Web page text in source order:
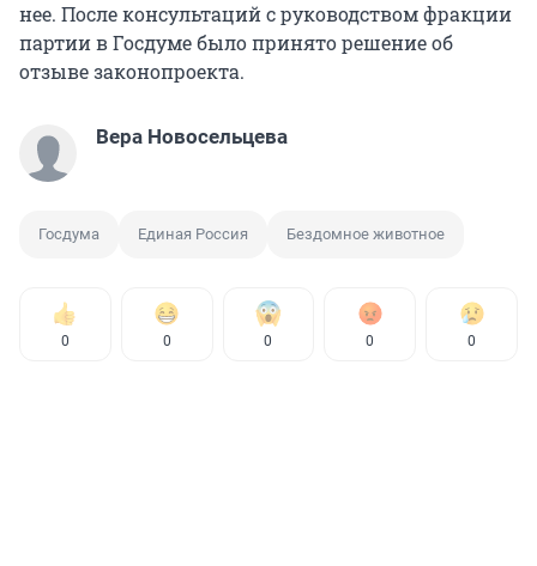
нее. После консультаций с руководством фракции
партии в Госдуме было принято решение об
отзыве законопроекта.
Вера Новосельцева
Госдума Единая Россия Бездомное животное
0 0 0 0 0